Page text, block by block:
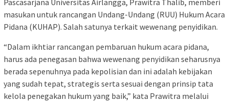
masukan untuk rancangan Undang-Undang (RUU) Hukum Acara
Pidana (KUHAP). Salah satunya terkait wewenang penyidikan.
“Dalam ikhtiar rancangan pembaruan hukum acara pidana,
harus ada penegasan bahwa wewenang penyidikan seharusnya
berada sepenuhnya pada kepolisian dan ini adalah kebijakan
yang sudah tepat, strategis serta sesuai dengan prinsip tata
kelola penegakan hukum yang baik,” kata Prawitra melalui